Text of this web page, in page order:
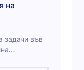
на
задачи във